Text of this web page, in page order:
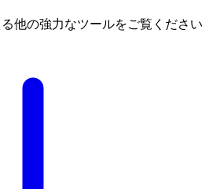
他の強力なツールをご覧ください